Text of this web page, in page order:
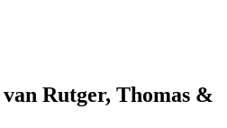
Rutger, Thomas &